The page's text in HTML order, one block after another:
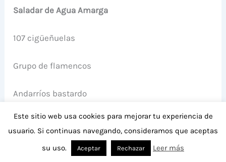
Saladar de Agua Amarga
107 cigüeñuelas
Grupo de flamencos
Andarríos bastardo
4-5 chorlitejos patinegros
Chorlitejo chico
Este sitio web usa cookies para mejorar tu experiencia de
usuario. Si continuas navegando, consideramos que aceptas
su uso.
Aceptar Rechazar Leer más